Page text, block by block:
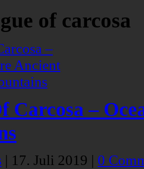
of carcosa
Carcosa –
| 17. Juli 2019 | 0